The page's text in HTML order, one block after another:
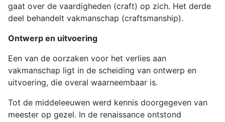
gaat over de vaardigheden (craft) op zich. Het derde
deel behandelt vakmanschap (craftsmanship).
Ontwerp en uitvoering
Een van de oorzaken voor het verlies aan
vakmanschap ligt in de scheiding van ontwerp en
uitvoering, die overal waarneembaar is.
Tot de middeleeuwen werd kennis doorgegeven van
meester op gezel. In de renaissance ontstond